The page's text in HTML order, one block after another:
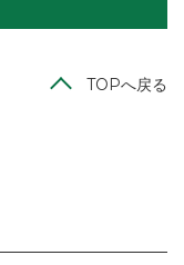
TOPへ戻る